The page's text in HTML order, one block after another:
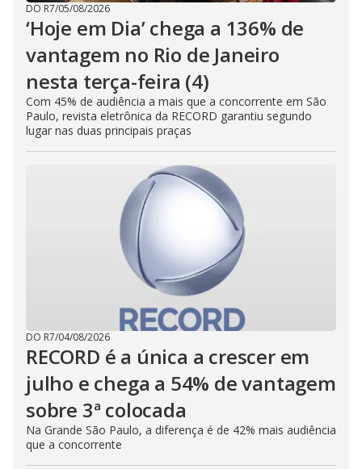
DO R7/05/08/2026
‘Hoje em Dia’ chega a 136% de
vantagem no Rio de Janeiro
nesta terça-feira (4)
Com 45% de audiência a mais que a concorrente em São
Paulo, revista eletrônica da RECORD garantiu segundo
lugar nas duas principais praças
DO R7/04/08/2026
RECORD é a única a crescer em
julho e chega a 54% de vantagem
sobre 3ª colocada
Na Grande São Paulo, a diferença é de 42% mais audiência
que a concorrente